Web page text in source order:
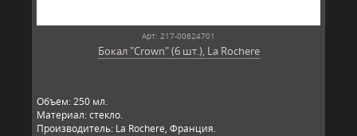
Арт: 217-00624701
Бокал "Crown" (6 шт.), La Rochere
Объем: 250 мл.
Материал: стекло.
Производитель: La Rochere, Франция.